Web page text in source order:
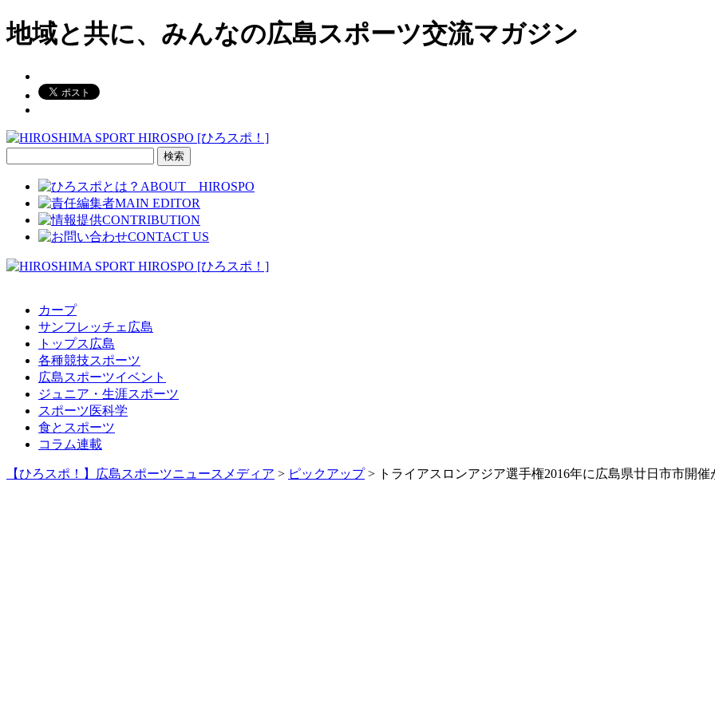
地域と共に、みんなの広島スポーツ交流マガジン
カープ
サンフレッチェ広島
トップス広島
各種競技スポーツ
広島スポーツイベント
ジュニア・生涯スポーツ
スポーツ医科学
食とスポーツ
コラム連載
【ひろスポ！】広島スポーツニュースメディア > ピックアップ> トライアスロンアジア選手権2016年に広島県廿日市市開催